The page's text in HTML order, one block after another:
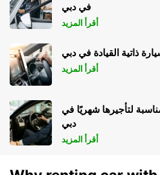
في دبي
أقرأ المزيد
ذاتية القيادة في دبي
أقرأ المزيد
لتأجيرها شهريًا في
دبي
أقرأ المزيد